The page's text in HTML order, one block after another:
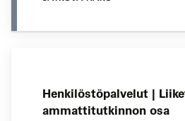
Henkilöstöpalvelut |
ammattitutkinnon osa